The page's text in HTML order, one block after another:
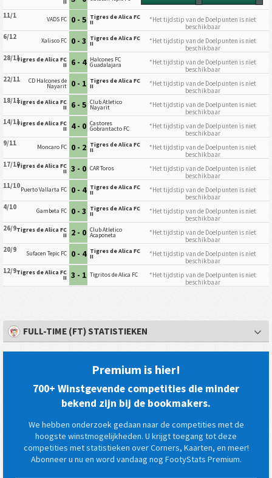
11/1 VADS FC 0 - 5 Tigres de Alica FC
II
*Het tijdstip van de Doelpunten is niet
beschikbaar
6/12
Xalisco FC 0 - 3 Tigres de Alica FC
II
*Het tijdstip van de Doelpunten is niet
beschikbaar
28/11Tigres de Alica FC
II 6 - 4 Halcones FC
Guadalajara
*Het tijdstip van de Doelpunten is niet
beschikbaar
22/11
CD Halcones de
Nayarit 0 - 1 Tigres de Alica FC
II
*Het tijdstip van de Doelpunten is niet
beschikbaar
18/11Tigres de Alica FC
II 6 - 5 Club Atletico
Nayarit
*Het tijdstip van de Doelpunten is niet
beschikbaar
14/11Tigres de Alica FC
II 4 - 0 Castores
Gobrantacto FC
*Het tijdstip van de Doelpunten is niet
beschikbaar
9/11
Moncaro FC 0 - 2 Tigres de Alica FC
II
*Het tijdstip van de Doelpunten is niet
beschikbaar
17/10Tigres de Alica FC
II 3 - 0 CAR Toros
*Het tijdstip van de Doelpunten is niet
beschikbaar
11/10Puerto Vallarta FC 0 - 4 Tigres de Alica FC
II
*Het tijdstip van de Doelpunten is niet
beschikbaar
4/10
Gambeta FC 0 - 3 Tigres de Alica FC
II
*Het tijdstip van de Doelpunten is niet
beschikbaar
26/9Tigres de Alica FC
II 2 - 0 Club Atletico
Acaponeta
*Het tijdstip van de Doelpunten is niet
beschikbaar
20/9
Sufacen Tepic FC 0 - 4 Tigres de Alica FC
II
*Het tijdstip van de Doelpunten is niet
beschikbaar
12/9Tigres de Alica FC
II 3 - 1 Tigritos de Alica FC
*Het tijdstip van de Doelpunten is niet
beschikbaar
FULL-TIME (FT) STATISTIEKEN
Premium is hier!
700+ Winstgevende competities die minder
bekend zijn bij de bookmakers.
We hebben onderzoek gedaan naar de competities met de
hoogste winstmogelijkheden. U krijgt toegang tot deze
competities met statistieken over Corners, Kaarten, en meer!
Abonneer u nu en word vandaag nog FootyStats Premium.